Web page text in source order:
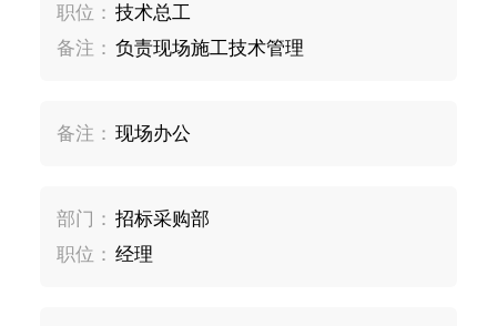
职位： 技术总工
备注： 负责现场施工技术管理
备注： 现场办公
部门： 招标采购部
职位： 经理